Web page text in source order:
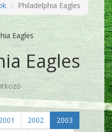
Philadelphia Eagles
Eagles
2002
2003